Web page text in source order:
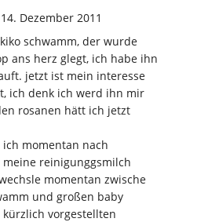
Dezember 2011
schwamm, der wurde
ans herz glegt, ich habe ihn
jetzt ist mein interesse
ich denk ich werd ihn mir
rosanen hätt ich jetzt
momentan nach
reinigunggsmilch
momentan zwische
und großen baby
vorgestellten